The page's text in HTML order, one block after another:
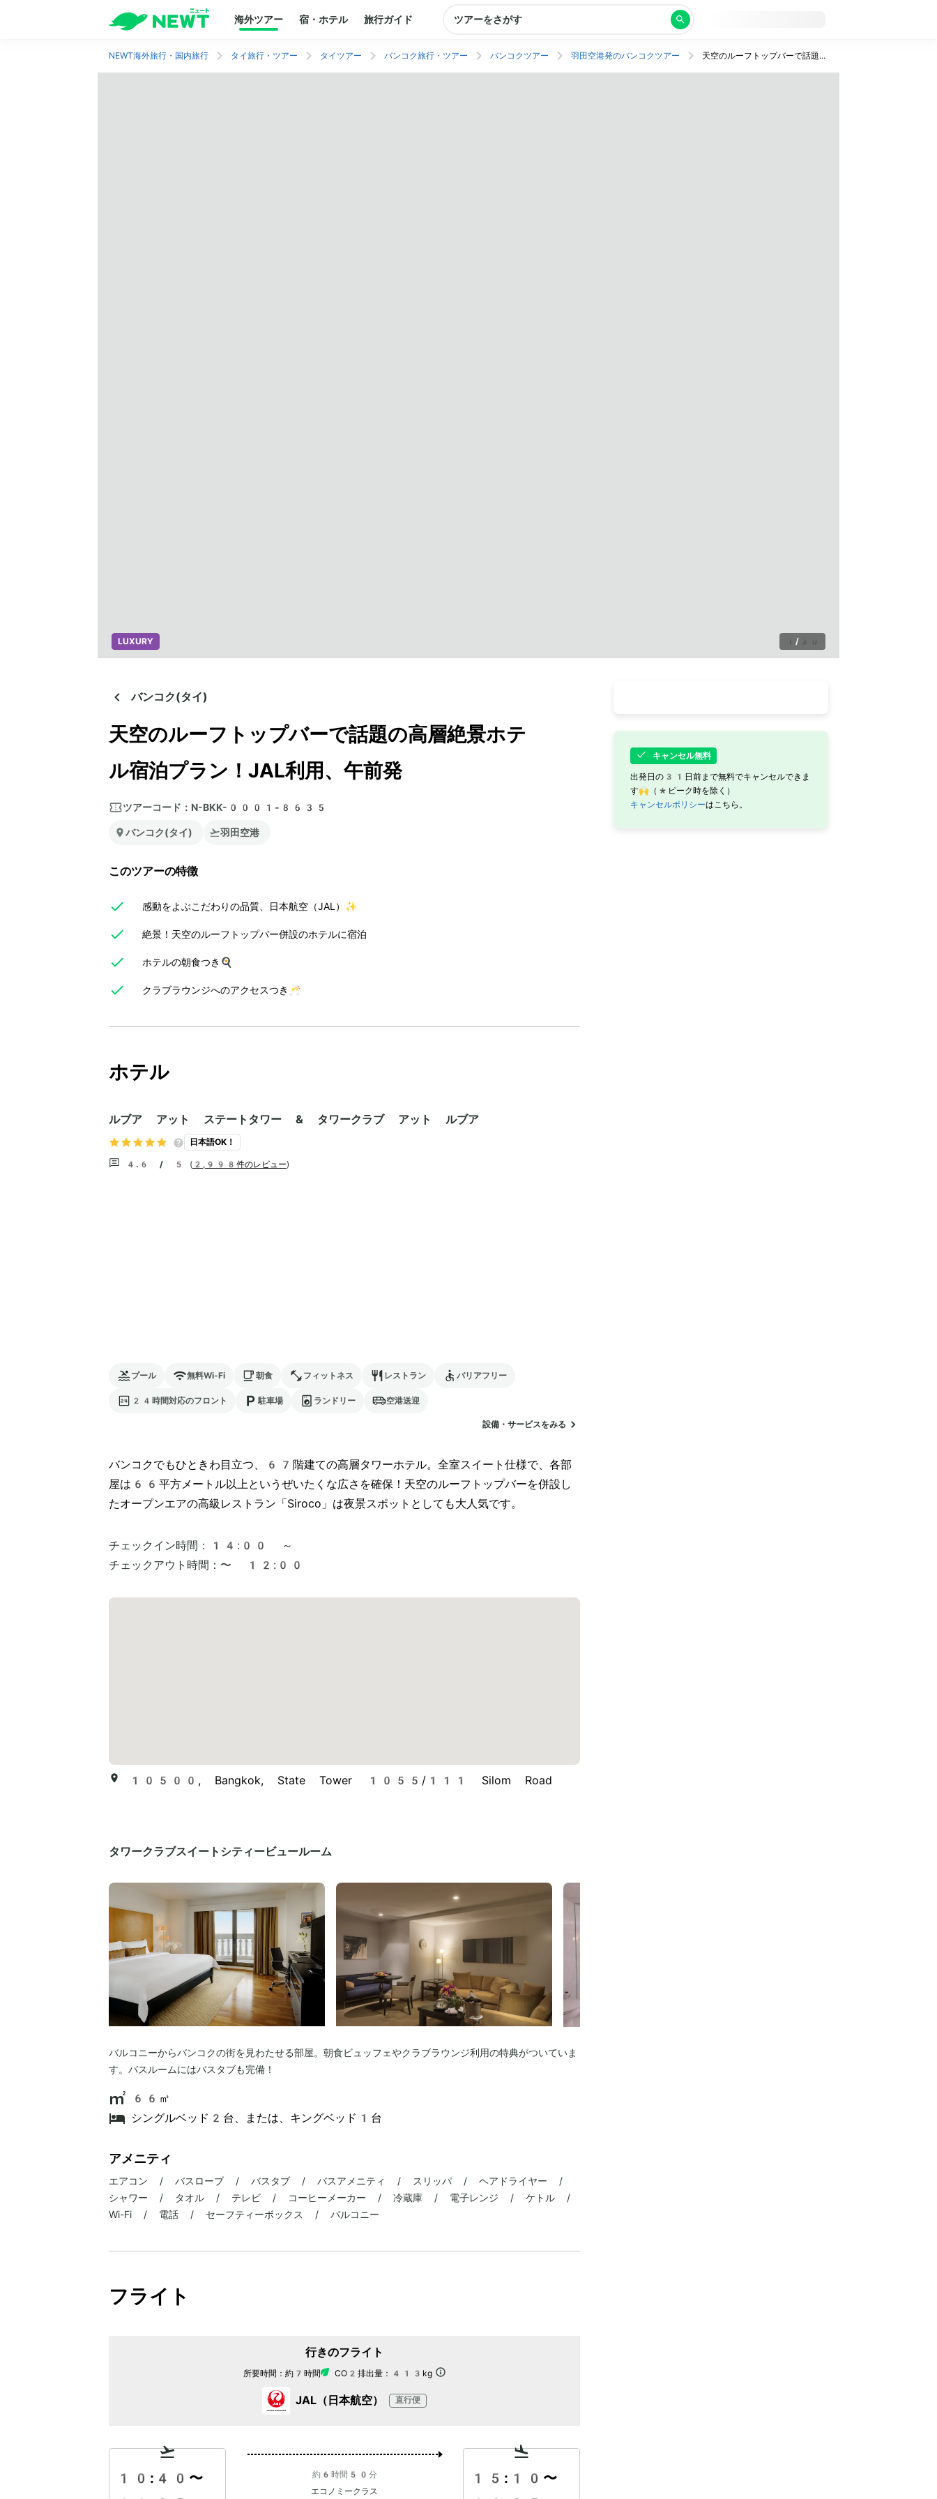
海外ツアー 宿・ホテル 旅行ガイド ツアーをさがす
NEWT海外旅行・国内旅行 タイ旅行・ツアー タイツアー バンコク旅行・ツアー バンコクツアー 羽田空港発のバンコクツアー 天空のルーフトップバーで話題の高層絶景ホテル宿泊プラン！JAL利用、午前発
1 / 30
LUXURY
バンコク(タイ)
天空のルーフトップバーで話題の高層絶景ホテ
ル宿泊プラン！JAL利用、午前発
ツアーコード： N-BKK-0001-8635
バンコク(タイ) 羽田空港
このツアーの特徴
感動をよぶこだわりの品質、日本航空（JAL）✨
絶景！天空のルーフトップバー併設のホテルに宿泊
ホテルの朝食つき🍳
クラブラウンジへのアクセスつき🥂
ホテル
ルブア アット ステートタワー & タワークラブ アット ルブア
日本語OK！
4.6 / 5 ( 2,998件のレビュー)
プール 無料Wi-Fi 朝食 フィットネス レストラン バリアフリー
24時間対応のフロント 駐車場 ランドリー 空港送迎
設備・サービスをみる
バンコクでもひときわ目立つ、67階建ての高層タワーホテル。全室スイート仕様で、各部
屋は66平方メートル以上というぜいたくな広さを確保！天空のルーフトップバーを併設し
たオープンエアの高級レストラン「Siroco」は夜景スポットとしても大人気です。
チェックイン時間：
14:00 ～
チェックアウト時間： 〜 12:00
10500, Bangkok, State Tower 1055/111 Silom Road
タワークラブスイートシティービュールーム
バルコニーからバンコクの街を見わたせる部屋。朝食ビュッフェやクラブラウンジ利用の特典がついていま
す。バスルームにはバスタブも完備！
66㎡
シングルベッド2台、または、キングベッド1台
アメニティ
エアコン / バスローブ / バスタブ / バスアメニティ / スリッパ / ヘアドライヤー /
シャワー / タオル / テレビ / コーヒーメーカー / 冷蔵庫 / 電子レンジ / ケトル /
Wi-Fi / 電話 / セーフティーボックス / バルコニー
フライト
行きのフライト
所要時間： 約7時間 CO2排出量： 413kg
JAL（日本航空） 直行便
10:40 〜
約6時間50分
エコノミークラス
15:10 〜
キャンセル無料
出発日の31日前まで無料でキャンセルできま
す🙌（*ピーク時を除く）
キャンセルポリシーはこちら。